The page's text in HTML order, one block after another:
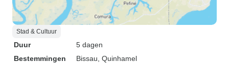
Stad & Cultuur
Duur
5 dagen
Bestemmingen
Bissau , Quinhamel